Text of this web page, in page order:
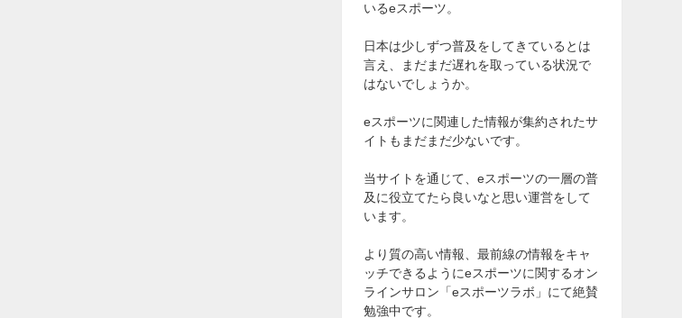
いるeスポーツ。
日本は少しずつ普及をしてきているとは
言え、まだまだ遅れを取っている状況で
はないでしょうか。
eスポーツに関連した情報が集約されたサ
イトもまだまだ少ないです。
当サイトを通じて、eスポーツの一層の普
及に役立てたら良いなと思い運営をして
います。
より質の高い情報、最前線の情報をキャ
ッチできるようにeスポーツに関するオン
ラインサロン「eスポーツラボ」にて絶賛
勉強中です。